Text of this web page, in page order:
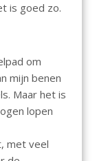
is goed zo.
om
mijn benen
Maar het is
lopen
met veel